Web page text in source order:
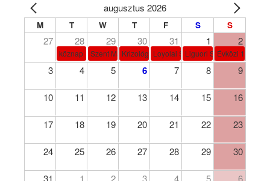
augusztus 2026
M T W T F S S
27 28 29 30 31 1 2
köznap Szent Márta, Mária és Lázár
Krizológ Szent Péter
Loyolai Szent IgnácLiguori Szent Alfonz pk-et.
Évközi 18.
3 4 5 6 7 8 9
10 11 12 13 14 15 16
17 18 19 20 21 22 23
24 25 26 27 28 29 30
31 1 2 3 4 5 6